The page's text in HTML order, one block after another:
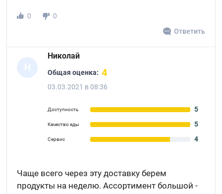
0
0
Ответить
Н
Николай
Общая оценка: 4
03.03.2021 в 08:36
Доступность 5
Качество еды 5
Сервис 4
Чаще всего через эту доставку берем
продукты на неделю. Ассортимент большой -